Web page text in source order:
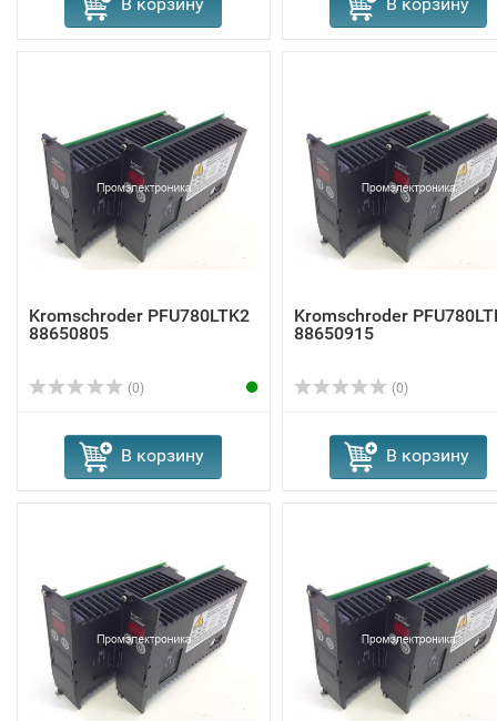
Kromschroder PFU780LTK2
88650805
(0)
В корзину
Kromschroder
88650915
(0)
В корзину